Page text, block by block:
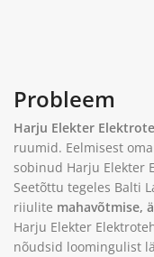
Probleem
Harju Elekter
ruumid. Eelmisest
sobinud Harju Elekter
Seetõttu tegeles Balti
riiulite mahavõtmise,
Harju Elekter
nõudsid loomingulist